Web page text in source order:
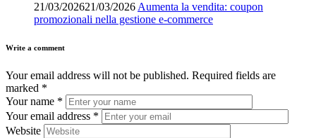
21/03/202621/03/2026 Aumenta la vendita: coupon
promozionali nella gestione e-commerce
Write a comment
Your email address will not be published. Required fields are
marked *
Your name *
Your email address *
Website